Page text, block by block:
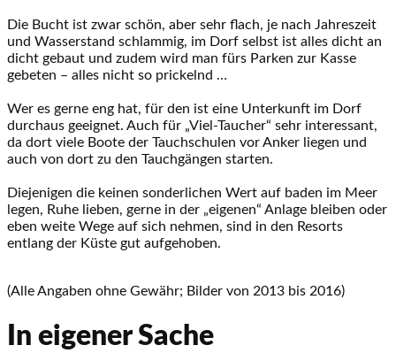
Die Bucht ist zwar schön, aber sehr flach, je nach Jahreszeit
und Wasserstand schlammig, im Dorf selbst ist alles dicht an
dicht gebaut und zudem wird man fürs Parken zur Kasse
gebeten – alles nicht so prickelnd …
Wer es gerne eng hat, für den ist eine Unterkunft im Dorf
durchaus geeignet. Auch für „Viel-Taucher“ sehr interessant,
da dort viele Boote der Tauchschulen vor Anker liegen und
auch von dort zu den Tauchgängen starten.
Diejenigen die keinen sonderlichen Wert auf baden im Meer
legen, Ruhe lieben, gerne in der „eigenen“ Anlage bleiben oder
eben weite Wege auf sich nehmen, sind in den Resorts
entlang der Küste gut aufgehoben.
(Alle Angaben ohne Gewähr; Bilder von 2013 bis 2016)
In eigener Sache